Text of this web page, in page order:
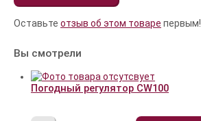
Оставьте отзыв об этом товаре первым!
Вы смотрели
Погодный регулятор CW100